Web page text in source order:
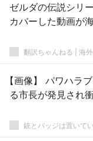
ゼルダの伝説シリ
カバーした動画が
翻訳ちゃんねる | 海
【画像】 パワハラ
る市長が発見され
銃とバッジは置いて